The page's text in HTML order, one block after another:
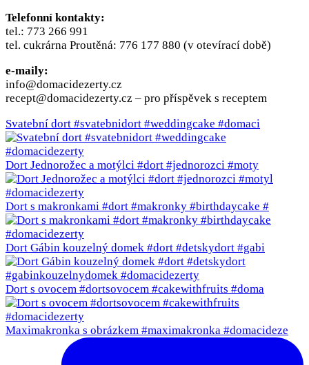
Telefonní kontakty:
tel.: 773 266 991
tel. cukrárna Proutěná: 776 177 880 (v otevírací době)
e-maily:
info@domacidezerty.cz
recept@domacidezerty.cz – pro příspěvek s receptem
Svatební dort #svatebnidort #weddingcake #domaci
Dort Jednorožec a motýlci #dort #jednorozci #moty
Dort s makronkami #dort #makronky #birthdaycake #
Dort Gábin kouzelný domek #dort #detskydort #gabi
Dort s ovocem #dortsovocem #cakewithfruits #doma
Maximakronka s obrázkem #maximakronka #domacideze